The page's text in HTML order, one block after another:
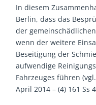
In diesem
Berlin, dass das
der
wenn der weitere
Beseitigung der
aufwendige
Fahrzeuges führen
April 2014 – (4) 161 Ss